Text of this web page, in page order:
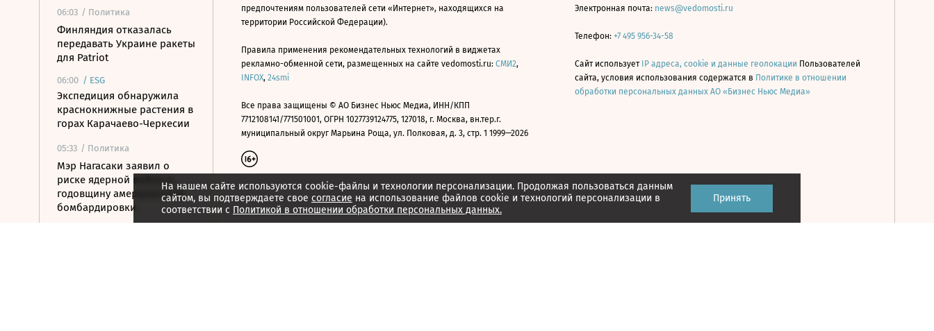
06:03 / Политика
Финляндия отказалась
передавать Украине ракеты
для Patriot
06:00 / ESG
Экспедиция обнаружила
краснокнижные растения в
горах Карачаево-Черкесии
05:33 / Политика
Мэр Нагасаки заявил о
риске ядерной войны в
годовщину американской
бомбардировки
На нашем сайте используются cookie-файлы и технологии персонализации. Продолжая пользоваться данным
сайтом, вы подтверждаете свое согласие на использование файлов cookie и технологий персонализации в
соответствии с Политикой в отношении обработки персональных данных.
Принять
предпочтениям пользователей сети «Интернет», находящихся на
территории Российской Федерации).
Правила применения рекомендательных технологий в виджетах
рекламно-обменной сети, размещенных на сайте vedomosti.ru: СМИ2,
INFOX, 24smi
Все права защищены © АО Бизнес Ньюс Медиа, ИНН/КПП
7712108141/771501001, ОГРН 1027739124775, 127018, г. Москва, вн.тер.г.
муниципальный округ Марьина Роща, ул. Полковая, д. 3, стр. 1 1999—2026
Электронная почта: news@vedomosti.ru
Телефон: +7 495 956-34-58
Сайт использует IP адреса, cookie и данные геолокации Пользователей
сайта, условия использования содержатся в Политике в отношении
обработки персональных данных АО «Бизнес Ньюс Медиа»